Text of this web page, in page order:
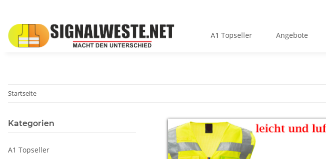
A1 Topseller Angebote
Startseite
Kategorien
A1 Topseller